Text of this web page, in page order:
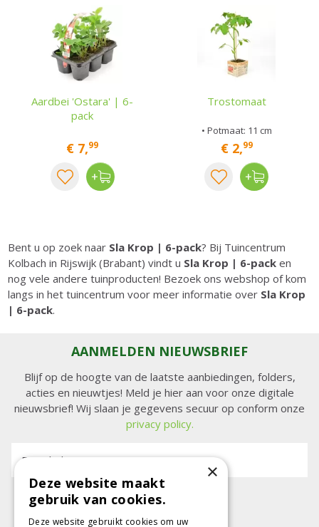
Aardbei 'Ostara' | 6-
pack
€ 7,99
Trostomaat
• Potmaat: 11 cm
€ 2,99
Bent u op zoek naar Sla Krop | 6-pack? Bij Tuincentrum
Kolbach in Rijswijk (Brabant) vindt u Sla Krop | 6-pack en
nog vele andere tuinproducten! Bezoek ons webshop of kom
langs in het tuincentrum voor meer informatie over Sla Krop
| 6-pack.
AANMELDEN NIEUWSBRIEF
Blijf op de hoogte van de laatste aanbiedingen, folders,
acties en nieuwtjes! Meld je hier aan voor onze digitale
nieuwsbrief! Wij slaan je gegevens secuur op conform onze
privacy policy.
E-mailadres: ×
Deze website maakt
gebruik van cookies.
Deze website gebruikt cookies om uw